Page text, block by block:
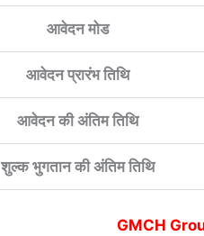
आवेदन मोड
आवेदन प्रारंभ तिथि
आवेदन की अंतिम तिथि
शुल्क भुगतान की अंतिम तिथि
GMCH